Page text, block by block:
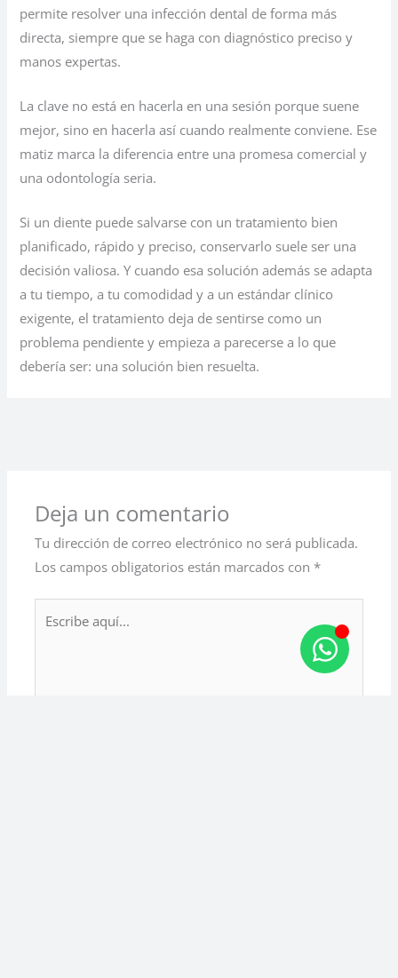
permite resolver una infección dental de forma más
directa, siempre que se haga con diagnóstico preciso y
manos expertas.
La clave no está en hacerla en una sesión porque suene
mejor, sino en hacerla así cuando realmente conviene. Ese
matiz marca la diferencia entre una promesa comercial y
una odontología seria.
Si un diente puede salvarse con un tratamiento bien
planificado, rápido y preciso, conservarlo suele ser una
decisión valiosa. Y cuando esa solución además se adapta
a tu tiempo, a tu comodidad y a un estándar clínico
exigente, el tratamiento deja de sentirse como un
problema pendiente y empieza a parecerse a lo que
debería ser: una solución bien resuelta.
Deja un comentario
Tu dirección de correo electrónico no será publicada.
Los campos obligatorios están marcados con *